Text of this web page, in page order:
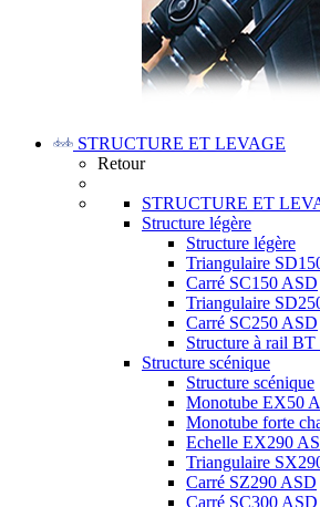
STRUCTURE ET LEVAGE
Retour
STRUCTURE ET
Structure légère
Structure légère
Triangulaire
Carré SC150 ASD
Triangulaire
Carré SC250 ASD
Structure à rail BT
Structure scénique
Structure scénique
Monotube EX50
Monotube forte
Echelle EX290
Triangulaire
Carré SZ290 ASD
Carré SC300 ASD